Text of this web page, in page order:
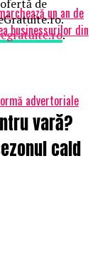
un an de
businessurilor din
advertoriale
de
.
vară?
cald